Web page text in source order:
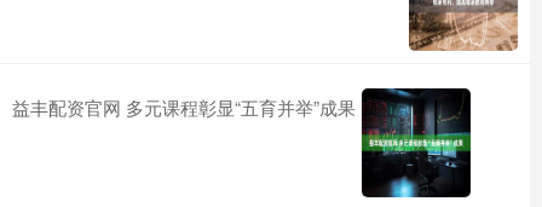
益丰配资官网 多元课程彰显“五育并举”成果